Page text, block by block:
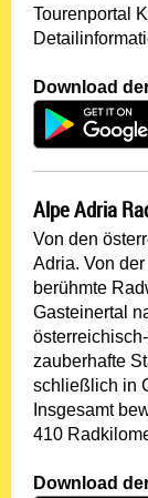
Tourenportal
Download
Alpe Adria
Von den
Adria. Von
berühmte
Gasteinertal
zauberhafte
schließlich in
Insgesamt
410
Download